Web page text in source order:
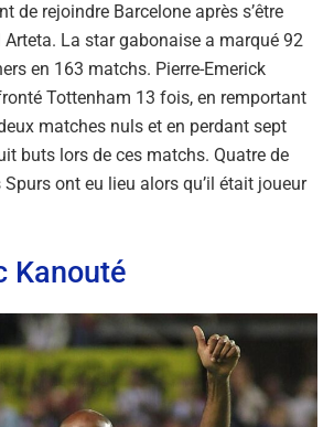
de rejoindre Barcelone après s’être
La star gabonaise a marqué 92
en 163 matchs. Pierre-Emerick
Tottenham 13 fois, en remportant
matches nuls et en perdant sept
buts lors de ces matchs. Quatre de
ont eu lieu alors qu’il était joueur
Kanouté